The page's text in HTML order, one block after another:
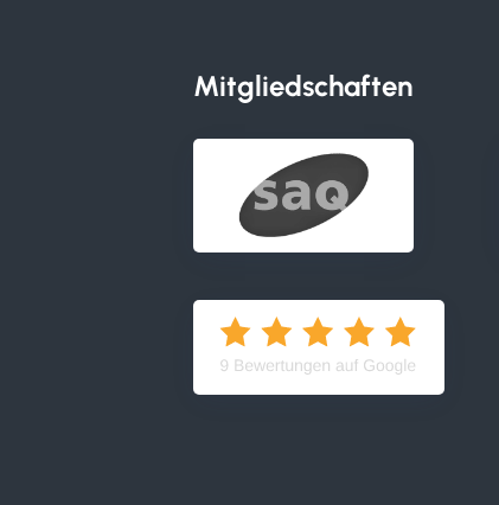
Mitgliedschaften